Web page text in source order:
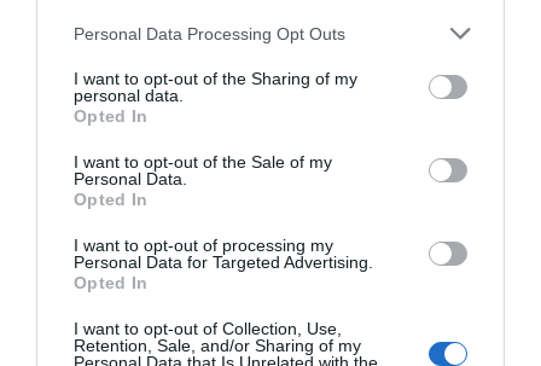
Personal Data Processing Opt Outs
I want to opt-out of the Sharing of my
personal data.
Opted In
I want to opt-out of the Sale of my
Personal Data.
Opted In
I want to opt-out of processing my
Personal Data for Targeted Advertising.
Opted In
I want to opt-out of Collection, Use,
Retention, Sale, and/or Sharing of my